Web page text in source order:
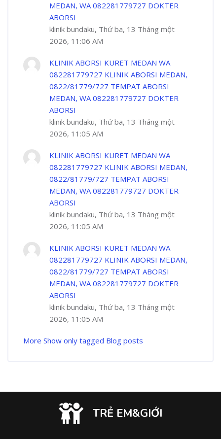
MEDAN, WA 082281779727 DOKTER
ABORSI
klinik bundaku, Thứ ba, 13 Tháng một
2026, 11:06 AM
KLINIK ABORSI KURET MEDAN WA
082281779727 KLINIK ABORSI MEDAN,
0822/81779/727 TEMPAT ABORSI
MEDAN, WA 082281779727 DOKTER
ABORSI
klinik bundaku, Thứ ba, 13 Tháng một
2026, 11:05 AM
KLINIK ABORSI KURET MEDAN WA
082281779727 KLINIK ABORSI MEDAN,
0822/81779/727 TEMPAT ABORSI
MEDAN, WA 082281779727 DOKTER
ABORSI
klinik bundaku, Thứ ba, 13 Tháng một
2026, 11:05 AM
KLINIK ABORSI KURET MEDAN WA
082281779727 KLINIK ABORSI MEDAN,
0822/81779/727 TEMPAT ABORSI
MEDAN, WA 082281779727 DOKTER
ABORSI
klinik bundaku, Thứ ba, 13 Tháng một
2026, 11:05 AM
More Show only tagged Blog posts
TRẺ EM&GIỚI